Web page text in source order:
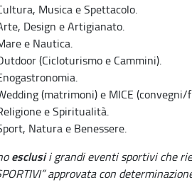
Musica e Spettacolo.
Design e Artigianato.
e Nautica.
(Cicloturismo e Cammini).
(matrimoni) e MICE (convegni/
e Spiritualità.
Natura e Benessere.
esclusii grandi eventi sportivi che
approvata con